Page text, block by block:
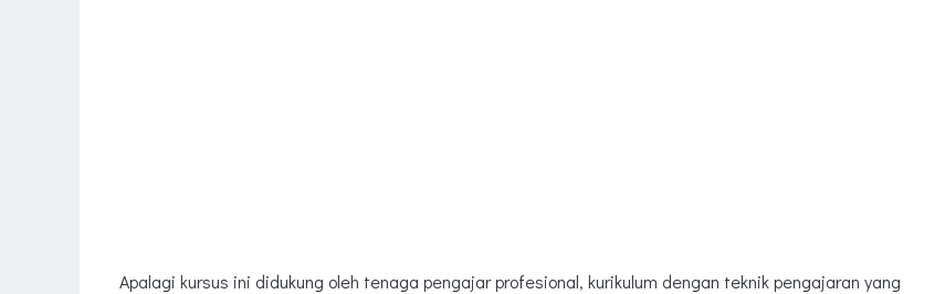
Apalagi kursus ini didukung oleh tenaga pengajar profesional, kurikulum dengan teknik pengajaran yang